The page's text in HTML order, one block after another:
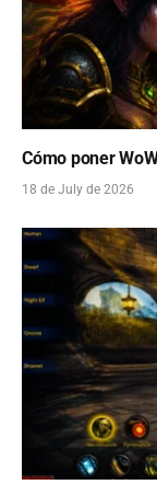
Cómo poner
18 de July de 2026